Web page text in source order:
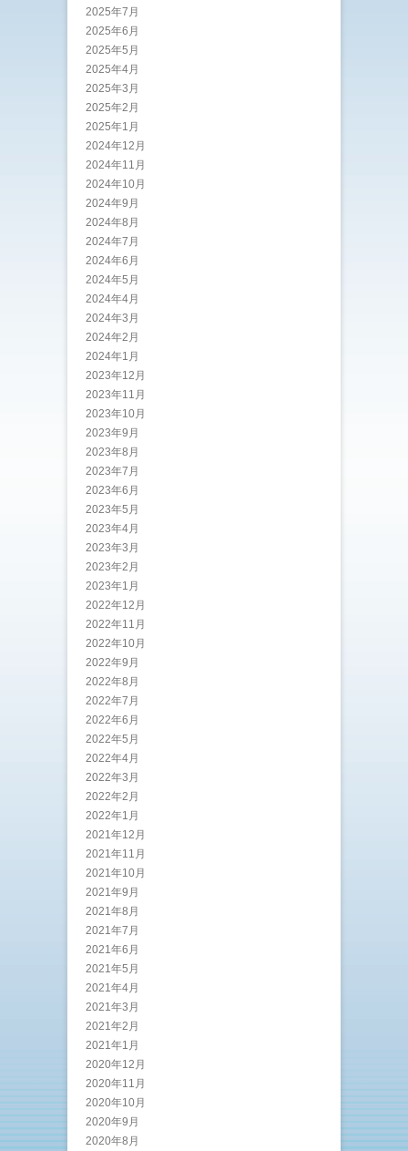
2025年7月
2025年6月
2025年5月
2025年4月
2025年3月
2025年2月
2025年1月
2024年12月
2024年11月
2024年10月
2024年9月
2024年8月
2024年7月
2024年6月
2024年5月
2024年4月
2024年3月
2024年2月
2024年1月
2023年12月
2023年11月
2023年10月
2023年9月
2023年8月
2023年7月
2023年6月
2023年5月
2023年4月
2023年3月
2023年2月
2023年1月
2022年12月
2022年11月
2022年10月
2022年9月
2022年8月
2022年7月
2022年6月
2022年5月
2022年4月
2022年3月
2022年2月
2022年1月
2021年12月
2021年11月
2021年10月
2021年9月
2021年8月
2021年7月
2021年6月
2021年5月
2021年4月
2021年3月
2021年2月
2021年1月
2020年12月
2020年11月
2020年10月
2020年9月
2020年8月